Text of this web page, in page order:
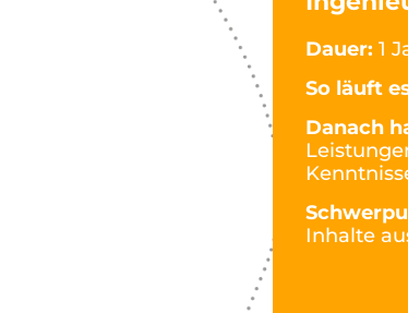
Dauer: 1
So läuft
Danach
Inhalte